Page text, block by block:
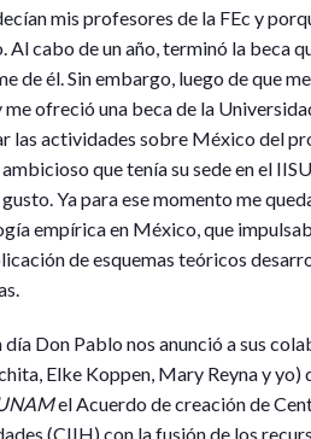
mis profesores de la FEc y
cabo de un año, terminó la beca
de él. Sin embargo, luego de que
ofreció una beca de la
las actividades sobre México del
que tenía su sede en el
Ya para ese momento me
empírica en México, que
de esquemas teóricos
día Don Pablo nos anunció a sus
Elke Koppen, Mary Reyna y yo)
el Acuerdo de creación de
(CIIH) con la fusión de los